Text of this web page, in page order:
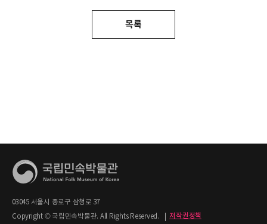
목록
03045 서울시 종로구 삼청로 37
Copyright © 국립민속박물관. All Rights Reserved.
저작권정책